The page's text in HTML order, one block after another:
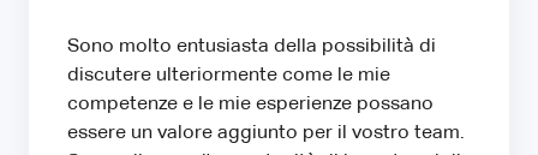
Sono molto entusiasta della possibilità di
discutere ulteriormente come le mie
competenze e le mie esperienze possano
essere un valore aggiunto per il vostro team.